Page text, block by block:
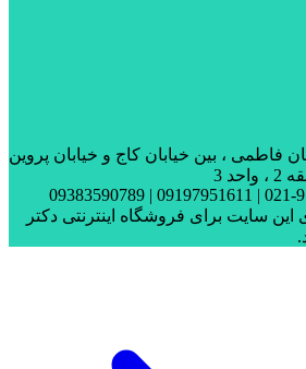
فاطمی ، بین خیابان کاج و خیابان پروین
سایت برای فروشگاه اینترنتی دکتر